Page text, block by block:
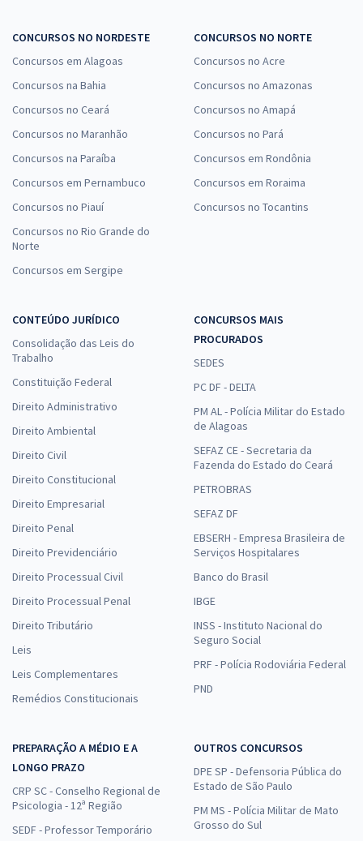
CONCURSOS NO NORDESTE
Concursos em Alagoas
Concursos na Bahia
Concursos no Ceará
Concursos no Maranhão
Concursos na Paraíba
Concursos em Pernambuco
Concursos no Piauí
Concursos no Rio Grande do
Norte
Concursos em Sergipe
CONCURSOS NO NORTE
Concursos no Acre
Concursos no Amazonas
Concursos no Amapá
Concursos no Pará
Concursos em Rondônia
Concursos em Roraima
Concursos no Tocantins
CONTEÚDO JURÍDICO
Consolidação das Leis do
Trabalho
Constituição Federal
Direito Administrativo
Direito Ambiental
Direito Civil
Direito Constitucional
Direito Empresarial
Direito Penal
Direito Previdenciário
Direito Processual Civil
Direito Processual Penal
Direito Tributário
Leis
Leis Complementares
Remédios Constitucionais
CONCURSOS MAIS
PROCURADOS
SEDES
PC DF - DELTA
PM AL - Polícia Militar do Estado
de Alagoas
SEFAZ CE - Secretaria da
Fazenda do Estado do Ceará
PETROBRAS
SEFAZ DF
EBSERH - Empresa Brasileira de
Serviços Hospitalares
Banco do Brasil
IBGE
INSS - Instituto Nacional do
Seguro Social
PRF - Polícia Rodoviária Federal
PND
PREPARAÇÃO A MÉDIO E A
LONGO PRAZO
CRP SC - Conselho Regional de
Psicologia - 12ª Região
SEDF - Professor Temporário
OUTROS CONCURSOS
DPE SP - Defensoria Pública do
Estado de São Paulo
PM MS - Polícia Militar de Mato
Grosso do Sul